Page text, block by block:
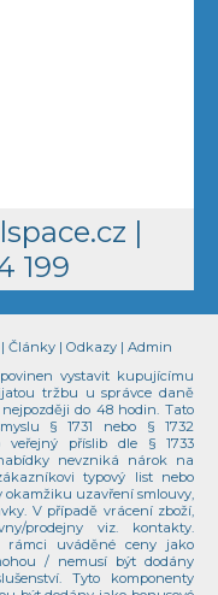
|
199
| Články | Odkazy | Admin
vystavit kupujícímu
tržbu u správce daně
do 48 hodin. Tato
§ 1731 nebo § 1732
příslib dle § 1733
nevzniká nárok na
typový list nebo
okamžiku uzavření smlouvy,
V případě vrácení zboží,
prodejny viz. kontakty.
rámci uváděné ceny jako
/ nemusí být dodány
Tyto komponenty